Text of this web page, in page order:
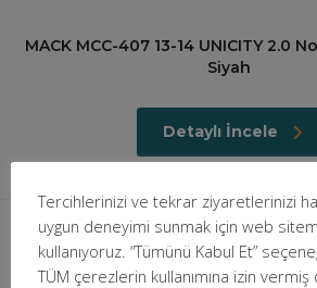
MACK MCC-407 13-14 UNICITY 2.0
Siyah
Detaylı İncele
Tercihlerinizi ve tekrar ziyaretlerinizi
uygun deneyimi sunmak için web
kullanıyoruz. “Tümünü Kabul Et”
TÜM çerezlerin kullanımına izin